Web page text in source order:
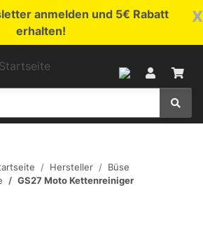
x
anmelden und 5€ Rabatt
erhalten!
Hersteller
Büse
GS27 Moto Kettenreiniger